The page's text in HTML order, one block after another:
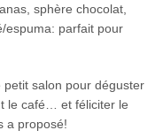
sphère chocolat,
espuma: parfait pour
petit salon pour déguster
le café… et féliciter le
a proposé!